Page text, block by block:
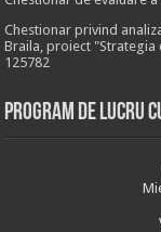
Chestionar privind
Braila, proiect "Strategia
125782
Program de lucru